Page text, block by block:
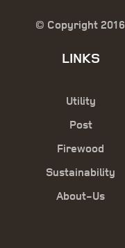
© Copyright
LINKS
Utility
Post
Firewood
Sustainability
About-Us